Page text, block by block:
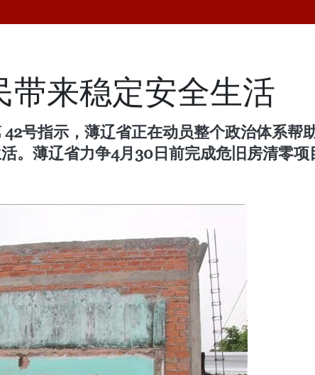
带来稳定安全生活
号指示，薄辽省正在动员整个政治体系帮
。薄辽省力争4月30日前完成危旧房清零项